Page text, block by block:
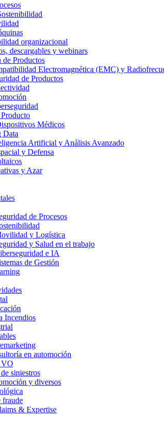
organizacional
descargables y webinars
Productos
Electromagnética (EMC) y
de Productos
Médicos
Data
Artificial y Análisis Avanzado
y Defensa
y Azar
de Procesos
y Logística
y Salud en el trabajo
e IA
de Gestión
Incendios
en automoción
VO
siniestros
y diversos
fraude
& Expertise